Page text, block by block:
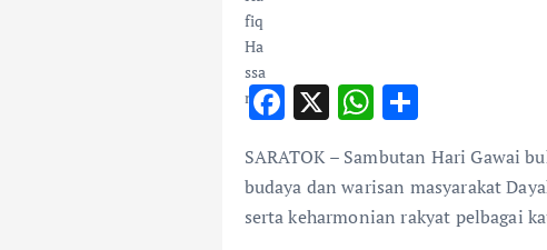
F
e
b
X W
h
at
s
S
ar
e
SARATOK – Sambutan Hari Gawai
budaya dan warisan masyarakat
serta keharmonian rakyat pelbagai